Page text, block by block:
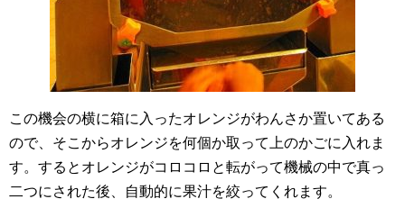
この機会の横に箱に入ったオレンジがわんさか置いてある
ので、そこからオレンジを何個か取って上のかごに入れま
す。するとオレンジがコロコロと転がって機械の中で真っ
二つにされた後、自動的に果汁を絞ってくれます。